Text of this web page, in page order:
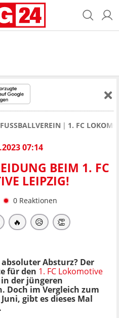
FUSSBALLVEREIN 1. FC
07:14
BEIM 1. FC
LEIPZIG!
0 Reaktionen
🔥 😥 👏
Absturz? Der
für den 1. FC Lokomotive
der jüngeren
Doch im Vergleich zum
gibt es dieses Mal